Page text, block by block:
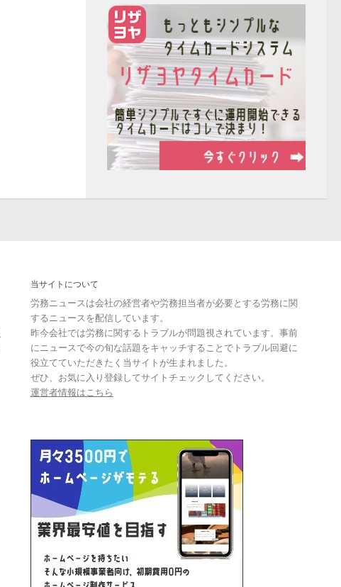
当サイトについて
労務ニュースは会社の経営者や労務担当者が必要とする労務に関
するニュースを配信しています。
昨今会社では労務に関するトラブルが問題視されています。事前
にニュースで今の旬な話題をキャッチすることでトラブル回避に
役立てていただきたく当サイトが生まれました。
ぜひ、お気に入り登録してサイトチェックしてください。
運営者情報はこちら